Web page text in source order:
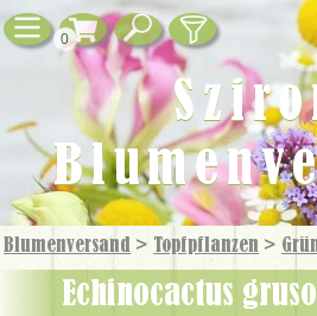
0
Blumenversand > Topfpflanzen >
Echinocactus grusonii (15cm) -